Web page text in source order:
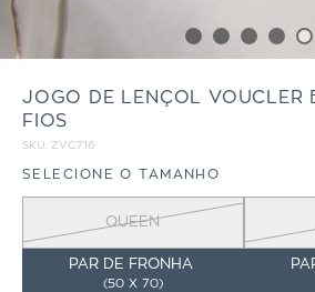
JOGO DE LENÇOL VOUCLER
FIOS
SKU: ZVC716
SELECIONE O TAMANHO
QUEEN
PAR DE FRONHA
(50 X 70)